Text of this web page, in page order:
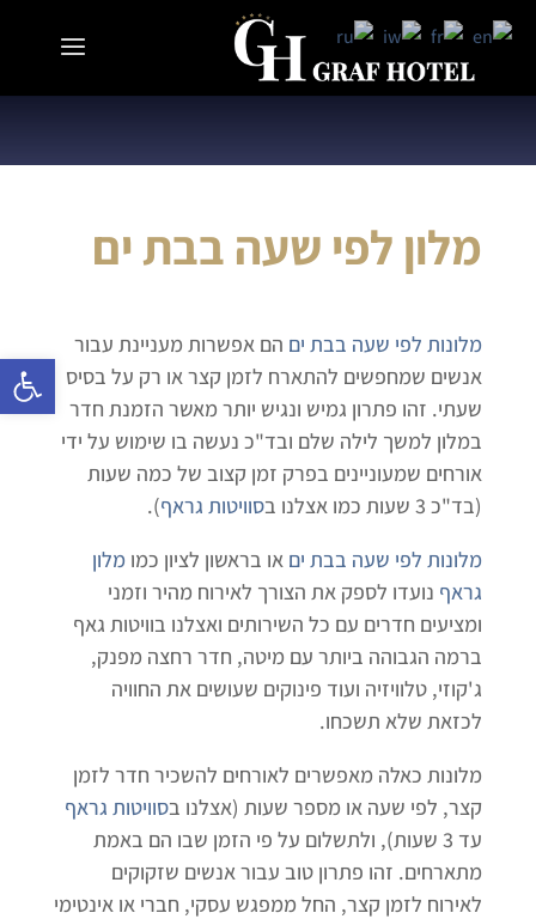
מלון לפי שעה בבת ים
מלונות לפי שעה בבת ים הם אפשרות מעניינת עבור
אנשים שמחפשים להתארח לזמן קצר או רק על בסיס
שעתי. זהו פתרון גמיש ונגיש יותר מאשר הזמנת חדר
במלון למשך לילה שלם ובד"כ נעשה בו שימוש על ידי
אורחים שמעוניינים בפרק זמן קצוב של כמה שעות
(בד"כ 3 שעות כמו אצלנו ב
סוויטות גראף).
מלונות לפי שעה בבת ים או בראשון לציון כמו מלון
גראף נועדו לספק את הצורך לאירוח מהיר וזמני
ומציעים חדרים עם כל השירותים ואצלנו בוויטות גאף
ברמה הגבוהה ביותר עם מיטה, חדר רחצה מפנק,
ג'קוזי, טלוויזיה ועוד פינוקים שעושים את החוויה
לכזאת שלא תשכחו.
מלונות כאלה מאפשרים לאורחים להשכיר חדר לזמן
קצר, לפי שעה או מספר שעות (אצלנו בסוויטות גראף
עד 3 שעות), ולתשלום על פי הזמן שבו הם באמת
מתארחים. זהו פתרון טוב עבור אנשים שזקוקים
לאירוח לזמן קצר, החל ממפגש עסקי, חברי או אינטימי